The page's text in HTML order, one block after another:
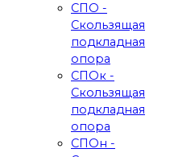
СПО -
Скользящая
подкладная
опора
СПОк -
Скользящая
подкладная
опора
СПОн -